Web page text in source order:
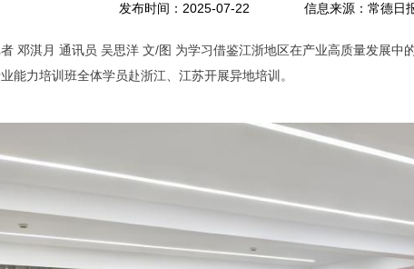
发布时间：2025-07-22 信息来源：常德日
邓淇月 通讯员 吴思洋 文/图 为学习借鉴江浙地区在产业高质量发展中
能力培训班全体学员赴浙江、江苏开展异地培训。